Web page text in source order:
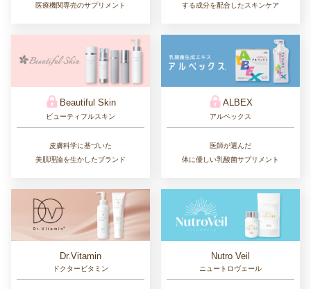
医療機関専売のサプリメント
する成分を配合したスキンケア
Beautiful Skin
ビューティフルスキン
皮膚科学に基づいた
美肌理論を生かしたブランド
ALBEX
アルベックス
医師が選んだ
体に優しい乳酸菌サプリメント
Dr.Vitamin
ドクタービタミン
Nutro Veil
ニュートロヴェール